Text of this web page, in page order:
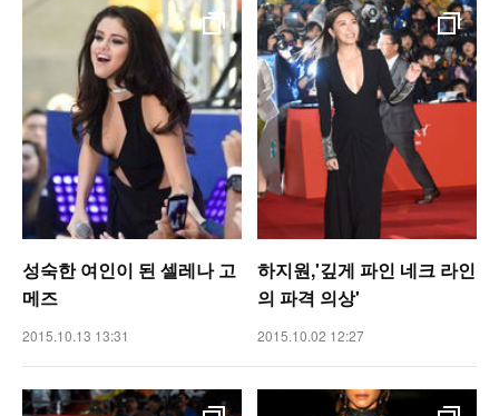
성숙한 여인이 된 셀레나 고
메즈
2015.10.13 13:31
하지원,'깊게 파인 네크 라인
의 파격 의상'
2015.10.02 12:27